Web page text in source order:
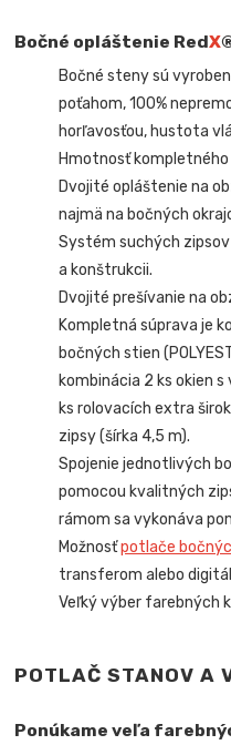
Bočné opláštenie RedX
Bočné steny sú
poťahom, 100%
horľavosťou, hustota
Hmotnosť kompletného
Dvojité opláštenie na
najmä na bočných
Systém suchých
a konštrukcii.
Dvojité prešívanie na
Kompletná súprava je
bočných stien
kombinácia 2 ks okien
ks rolovacích extra
zipsy (šírka 4,5 m).
Spojenie jednotlivých
pomocou kvalitných
rámom sa vykonáva
Možnosťpotlače
transferom alebo
Veľký výber farebných
POTLAČ STANOV A
Ponúkame veľa